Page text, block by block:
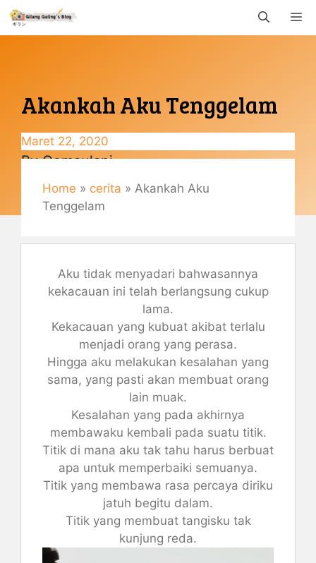
Langsung
Akankah Aku Tenggelam
Maret 22, 2020
ByGemaulani
Home » cerita » Akankah Aku
Tenggelam
Aku tidak menyadari bahwasannya
kekacauan ini telah berlangsung cukup
lama.
Kekacauan yang kubuat akibat terlalu
menjadi orang yang perasa.
Hingga aku melakukan kesalahan yang
sama, yang pasti akan membuat orang
lain muak.
Kesalahan yang pada akhirnya
membawaku kembali pada suatu titik.
Titik di mana aku tak tahu harus berbuat
apa untuk memperbaiki semuanya.
Titik yang membawa rasa percaya diriku
jatuh begitu dalam.
Titik yang membuat tangisku tak
kunjung reda.